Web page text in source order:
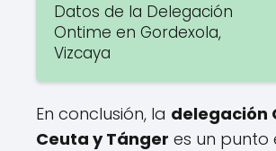
Datos de la Delegación
Ontime en Gordexola,
Vizcaya
En conclusión, la delegación
Ceuta y Tánger es un